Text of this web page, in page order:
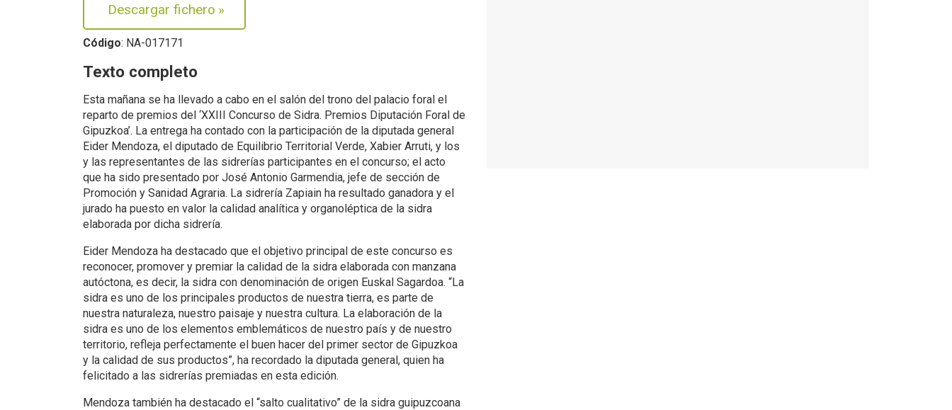
Descargar fichero »
Código: NA-017171
Texto completo
Esta mañana se ha llevado a cabo en el salón del trono del palacio foral el
reparto de premios del ‘XXIII Concurso de Sidra. Premios Diputación Foral de
Gipuzkoa’. La entrega ha contado con la participación de la diputada general
Eider Mendoza, el diputado de Equilibrio Territorial Verde, Xabier Arruti, y los
y las representantes de las sidrerías participantes en el concurso; el acto
que ha sido presentado por José Antonio Garmendia, jefe de sección de
Promoción y Sanidad Agraria. La sidrería Zapiain ha resultado ganadora y el
jurado ha puesto en valor la calidad analítica y organoléptica de la sidra
elaborada por dicha sidrería.
Eider Mendoza ha destacado que el objetivo principal de este concurso es
reconocer, promover y premiar la calidad de la sidra elaborada con manzana
autóctona, es decir, la sidra con denominación de origen Euskal Sagardoa. “La
sidra es uno de los principales productos de nuestra tierra, es parte de
nuestra naturaleza, nuestro paisaje y nuestra cultura. La elaboración de la
sidra es uno de los elementos emblemáticos de nuestro país y de nuestro
territorio, refleja perfectamente el buen hacer del primer sector de Gipuzkoa
y la calidad de sus productos”, ha recordado la diputada general, quien ha
felicitado a las sidrerías premiadas en esta edición.
Mendoza también ha destacado el “salto cualitativo” de la sidra guipuzcoana